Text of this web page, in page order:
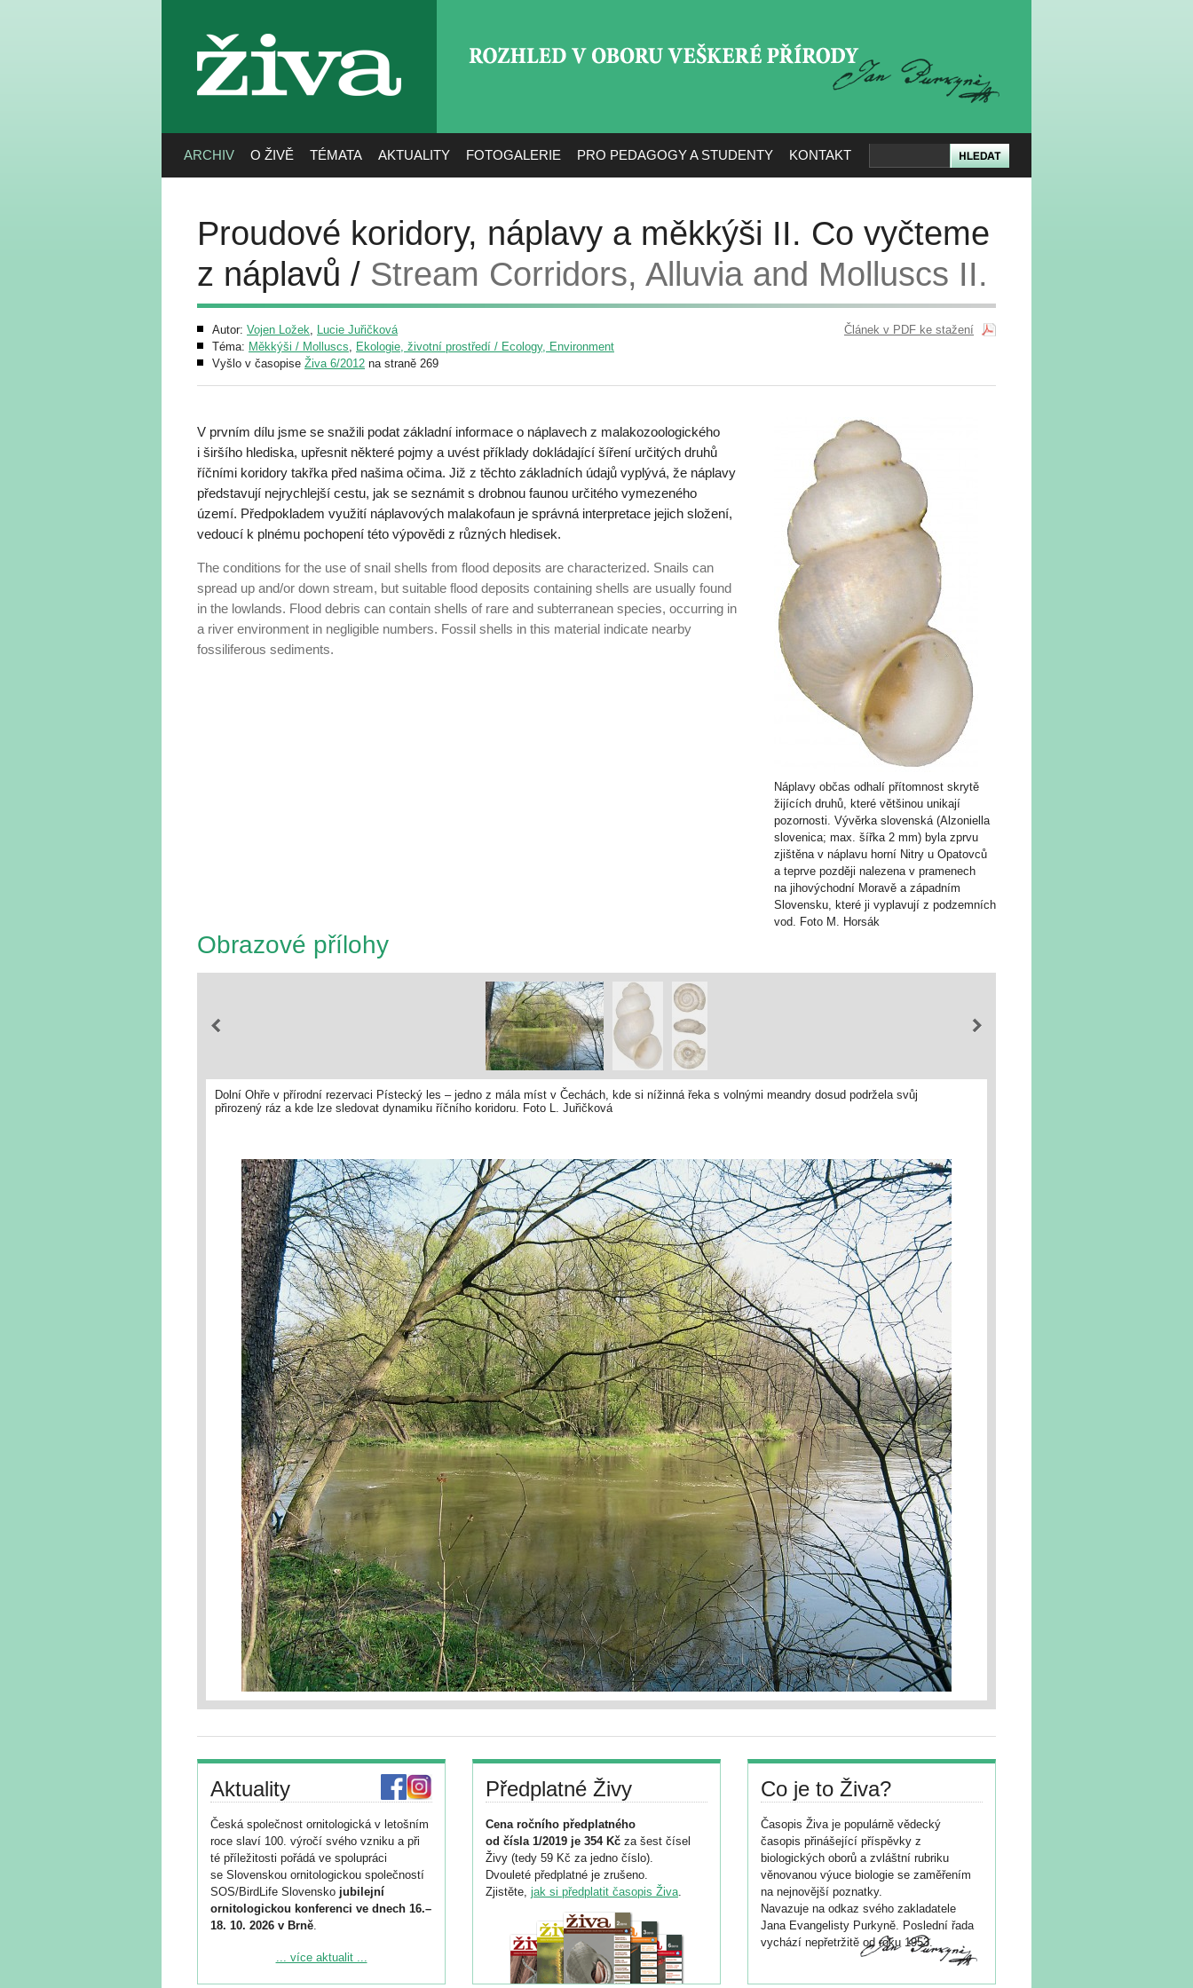
živa
ARCHIV O ŽIVĚ TÉMATA AKTUALITY FOTOGALERIE PRO PEDAGOGY A STUDENTY KONTAKT
Proudové koridory, náplavy a měkkýši II. Co vyčteme
z náplavů / Stream Corridors, Alluvia and Molluscs II.
Autor: Vojen Ložek, Lucie Juřičková
Téma: Měkkýši / Molluscs, Ekologie, životní prostředí / Ecology, Environment
Vyšlo v časopise Živa 6/2012 na straně 269
Článek v PDF ke stažení
V prvním dílu jsme se snažili podat základní informace o náplavech z malakozoologického
i širšího hlediska, upřesnit některé pojmy a uvést příklady dokládající šíření určitých druhů
říčními koridory takřka před našima očima. Již z těchto základních údajů vyplývá, že náplavy
představují nejrychlejší cestu, jak se seznámit s drobnou faunou určitého vymezeného
území. Předpokladem využití náplavových malakofaun je správná interpretace jejich složení,
vedoucí k plnému pochopení této výpovědi z různých hledisek.
The conditions for the use of snail shells from flood deposits are characterized. Snail­s can
spread up and/or down stream, but suitable flood deposits containing shells are usually found
in the lowlands. Flood debris can contain shells of rare and subterranean species, occurring in
a river environment in negligible numbers. Fossil shells in this material indicate nearby
fossiliferous sediments.
Náplavy občas odhalí přítomnost skrytě
žijících druhů, které většinou unikají
pozornosti. Vývěrka slovenská (Alzoniella
slovenica; max. šířka 2 mm) byla zprvu
zjištěna v náplavu horní Nitry u Opatovců
a teprve později nalezena v pramenech
na jihovýchodní Moravě a západním
Slovensku, které ji vyplavují z podzemních
vod. Foto M. Horsák
Obrazové přílohy
Dolní Ohře v přírodní rezervaci Pístecký les – jedno z mála míst v Čechách, kde si nížinná řeka s volnými meandry dosud podržela svůj
přirozený ráz a kde lze sledovat dynamiku říčního koridoru. Foto L. Juřičková
Aktuality
Česká společnost ornitologická v letošním
roce slaví 100. výročí svého vzniku a při
té příležitosti pořádá ve spolupráci
se Slovenskou ornitologickou společností
SOS/BirdLife Slovensko jubilejní
ornitologickou konferenci ve dnech 16.–
18. 10. 2026 v Brně.
Podrobnější informace ke konferenci
... více aktualit ...
Předplatné Živy
Cena ročního předplatného
od čísla 1/2019 je 354 Kč za šest čísel
Živy (tedy 59 Kč za jedno číslo).
Dvouleté předplatné je zrušeno.
Zjistěte, jak si předplatit časopis Živa.
Co je to Živa?
Časopis Živa je populárně vědecký
časopis přinášející příspěvky z
biologických oborů a zvláštní rubriku
věnovanou výuce biologie se zaměřením
na nejnovější poznatky.
Navazuje na odkaz svého zakladatele
Jana Evangelisty Purkyně. Poslední řada
vychází nepřetržitě od roku 1953.